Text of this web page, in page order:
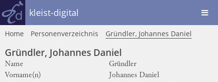
kleist-digital
Home Personenverzeichnis Gründler, Johannes Daniel
Gründler, Johannes Daniel
Name
Gründler
Vorname(n)
Johannes Daniel